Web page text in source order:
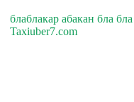
блаблакар абакан бла
Taxiuber7.com